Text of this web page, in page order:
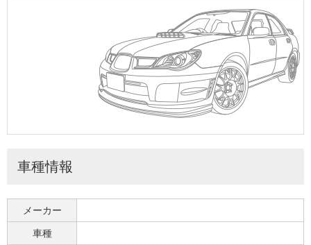
車種情報
メーカー
車種